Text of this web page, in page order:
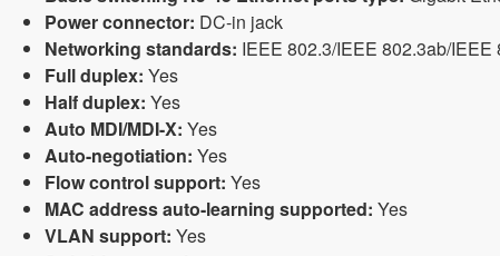
Power connector: DC-in jack
Networking standards: IEEE 802.3/IEEE 802.3ab/
Full duplex: Yes
Half duplex: Yes
Auto MDI/MDI-X: Yes
Auto-negotiation: Yes
Flow control support: Yes
MAC address auto-learning supported: Yes
VLAN support: Yes